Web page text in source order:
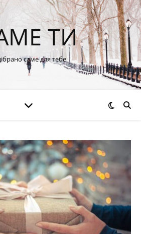
ТИ
саме для тебе